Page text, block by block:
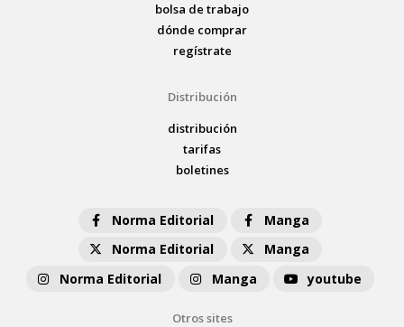
bolsa de trabajo
dónde comprar
regístrate
Distribución
distribución
tarifas
boletines
Norma Editorial
Manga
Norma Editorial
Manga
Norma Editorial
Manga youtube
Otros sites